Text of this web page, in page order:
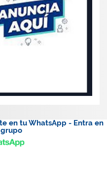
en tu WhatsApp - Entra en